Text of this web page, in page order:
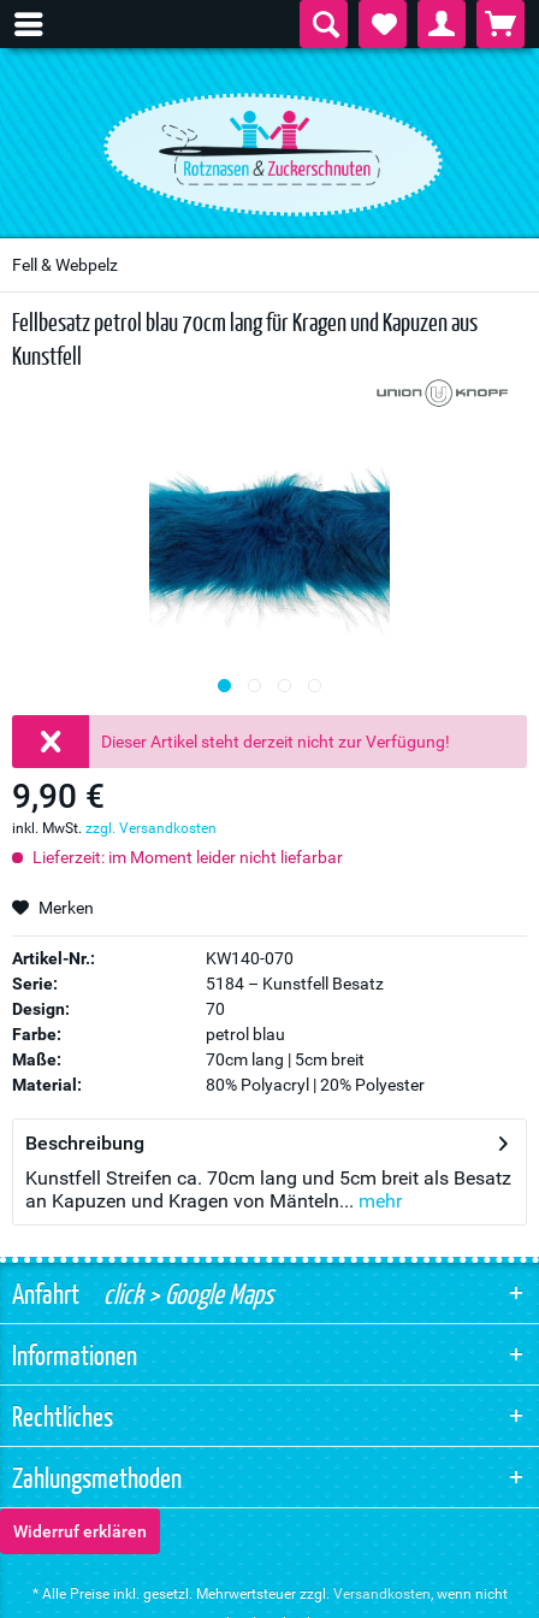
Fell & Webpelz
Fellbesatz petrol blau 70cm lang für Kragen und Kapuzen aus
Kunstfell
Dieser Artikel steht derzeit nicht zur Verfügung!
9,90 €
inkl. MwSt. zzgl. Versandkosten
Lieferzeit: im Moment leider nicht liefarbar
Merken
Artikel-Nr.:
KW140-070
Serie:
5184 – Kunstfell Besatz
Design:
70
Farbe:
petrol blau
Maße:
70cm lang | 5cm breit
Material:
80% Polyacryl | 20% Polyester
Beschreibung
Kunstfell Streifen ca. 70cm lang und 5cm breit als Besatz
an Kapuzen und Kragen von Mänteln... mehr
Anfahrtclick > Google Maps
Informationen
Rechtliches
Zahlungsmethoden
Widerruf erklären
* Alle Preise inkl. gesetzl. Mehrwertsteuer zzgl. Versandkosten, wenn nicht